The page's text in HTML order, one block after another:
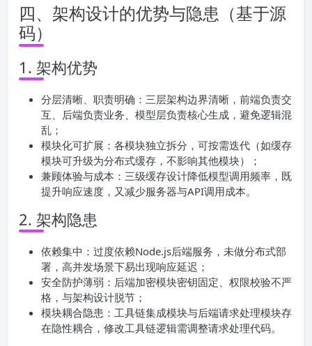
四、架构设计的优势与隐患（基于源
码）
1. 架构优势
分层清晰、职责明确：三层架构边界清晰，前端负责交
互、后端负责业务、模型层负责核心生成，避免逻辑混
乱；
模块化可扩展：各模块独立拆分，可按需迭代（如缓存
模块可升级为分布式缓存，不影响其他模块）；
兼顾体验与成本：三级缓存设计降低模型调用频率，既
提升响应速度，又减少服务器与API调用成本。
2. 架构隐患
依赖集中：过度依赖Node.js后端服务，未做分布式部
署，高并发场景下易出现响应延迟；
安全防护薄弱：后端加密模块密钥固定、权限校验不严
格，与架构设计脱节；
模块耦合隐患：工具链集成模块与后端请求处理模块存
在隐性耦合，修改工具链逻辑需调整请求处理代码。